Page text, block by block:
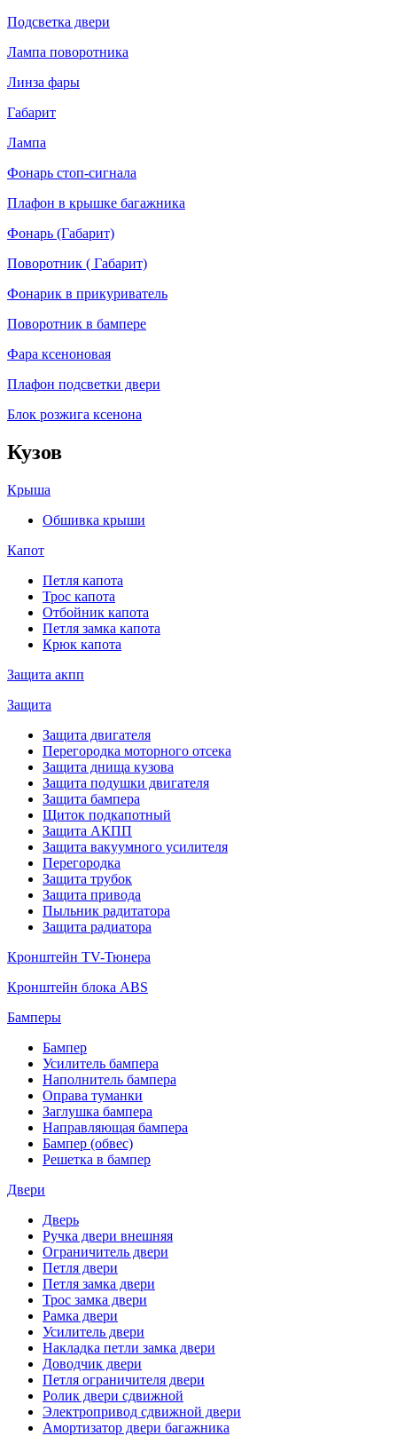
Подсветка двери
Лампа поворотника
Линза фары
Габарит
Лампа
Фонарь стоп-сигнала
Плафон в крышке багажника
Фонарь (Габарит)
Поворотник ( Габарит)
Фонарик в прикуриватель
Поворотник в бампере
Фара ксеноновая
Плафон подсветки двери
Блок розжига ксенона
Кузов
Крыша
Обшивка крыши
Капот
Петля капота
Трос капота
Отбойник капота
Петля замка капота
Крюк капота
Защита акпп
Защита
Защита двигателя
Перегородка моторного отсека
Защита днища кузова
Защита подушки двигателя
Защита бампера
Щиток подкапотный
Защита АКПП
Защита вакуумного усилителя
Перегородка
Защита трубок
Защита привода
Пыльник радитатора
Защита радиатора
Кронштейн TV-Тюнера
Кронштейн блока ABS
Бамперы
Бампер
Усилитель бампера
Наполнитель бампера
Оправа туманки
Заглушка бампера
Направляющая бампера
Бампер (обвес)
Решетка в бампер
Двери
Дверь
Ручка двери внешняя
Ограничитель двери
Петля двери
Петля замка двери
Трос замка двери
Рамка двери
Усилитель двери
Накладка петли замка двери
Доводчик двери
Петля ограничителя двери
Ролик двери сдвижной
Электропривод сдвижной двери
Амортизатор двери багажника